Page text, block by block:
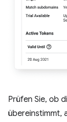
Prüfen Sie, ob
übereinstimmt,